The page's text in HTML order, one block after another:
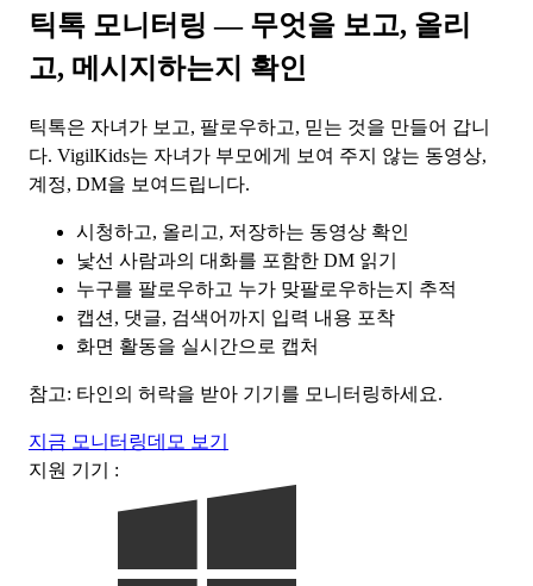
틱톡 모니터링 — 무엇을 보고, 올리
고, 메시지하는지 확인
틱톡은 자녀가 보고, 팔로우하고, 믿는 것을 만들어 갑니
다. VigilKids는 자녀가 부모에게 보여 주지 않는 동영상,
계정, DM을 보여드립니다.
시청하고, 올리고, 저장하는 동영상 확인
낯선 사람과의 대화를 포함한 DM 읽기
누구를 팔로우하고 누가 맞팔로우하는지 추적
캡션, 댓글, 검색어까지 입력 내용 포착
화면 활동을 실시간으로 캡처
참고: 타인의 허락을 받아 기기를 모니터링하세요.
지금 모니터링데모 보기
지원 기기 :